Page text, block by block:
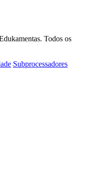
Todos os
Subprocessadores